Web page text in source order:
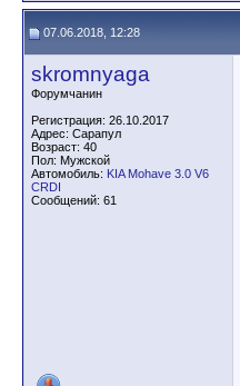
07.06.2018, 12:28
skromnyaga
Форумчанин
Регистрация: 26.10.2017
Адрес: Сарапул
Возраст: 40
Пол: Мужской
Автомобиль: KIA Mohave 3.0 V6
CRDI
Сообщений: 61